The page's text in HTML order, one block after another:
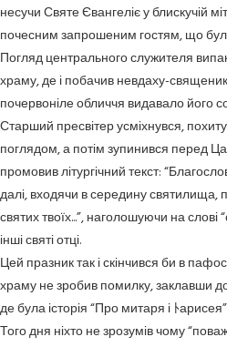
несучи Святе Євангеліє у блискучій
почесним запрошеним гостям, що
Погляд центрального служителя
храму, де і побачив невдаху-
почервоніле обличчя видавало його
Старший пресвітер усміхнувся,
поглядом, а потім зупинився перед
промовив літургічний текст:
далі, входячи в середину святилища,
святих твоїх...”, наголошуючи на слові
інші святі отці.
Цей празник так і скінчився би в
храму не зробив помилку, заклавши
де була історія “Про митаря і ﾄ
Того дня ніхто не зрозумів чому